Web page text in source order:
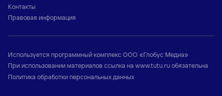
Контакты
Правовая информация
Используется программный комплексООО «Глобус Медиа»
При использовании материалов ссылка на www.tutu.ruобязательна
Политика обработки персональных данных